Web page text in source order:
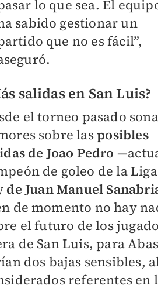
lo que sea. El
sabido gestionar un
que no es fácil”,
salidas en San Luis?
el torneo pasado
sobre lasposibles
de Joao Pedro
de goleo de la
de Juan Manuel
de momento no hay
el futuro de los
de San Luis, para
dos bajas sensibles,
referentes en